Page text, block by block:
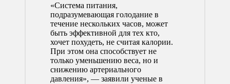
«Система питания,
подразумевающая голодание в
течение нескольких часов, может
быть эффективной для тех кто,
хочет похудеть, не считая калории.
При этом она способствует не
только уменьшению веса, но и
снижению артериального
давления», — заявили ученые в